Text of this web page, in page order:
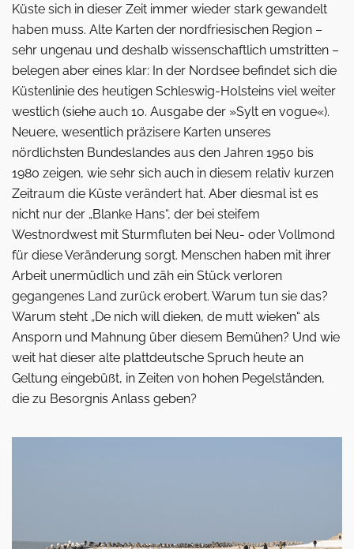
Küste sich in ­dieser Zeit immer wieder stark gewandelt
haben muss. Alte Karten der nordfriesischen Region –
sehr ungenau und deshalb wissenschaftlich umstritten –
belegen aber eines klar: In der Nordsee befindet sich die
Küstenlinie des heutigen Schleswig-Holsteins viel weiter
west­lich (siehe auch 10. Ausgabe der »Sylt en vogue«).
Neuere, wesentlich präzisere Karten unseres
nördlichsten Bundeslandes aus den Jahren 1950 bis
1980 zeigen, wie sehr sich auch in diesem relativ kurzen
Zeitraum die Küste verändert hat. Aber diesmal ist es
nicht nur der „Blanke Hans“, der bei steifem
Westnordwest mit Sturmfluten bei Neu- oder Vollmond
für diese Veränderung sorgt. Menschen haben mit ihrer
Arbeit unermüdlich und zäh ein Stück verloren
gegangenes Land zurück erobert. Warum tun sie das?
Warum steht „De nich will dieken, de mutt wieken“ als
Ansporn und Mahnung über diesem Bemühen? Und wie
weit hat dieser alte plattdeutsche Spruch heute an
Geltung eingebüßt, in Zeiten von hohen Pegelständen,
die zu Besorgnis Anlass geben?